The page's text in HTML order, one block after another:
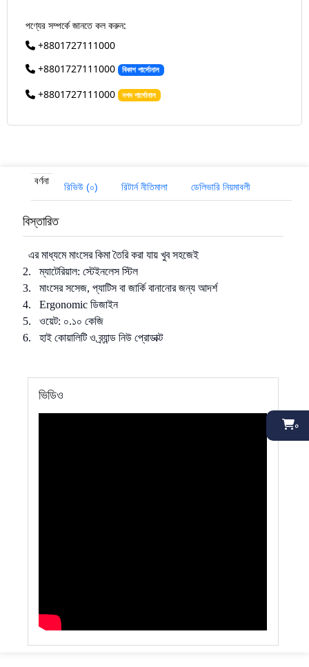
পণ্যের সম্পর্কে জানতে কল করুন:
+8801727111000
+8801727111000
বিকাশ পার্সোনাল
+8801727111000 নগদ পার্সোনাল
বর্ণনা
রিভিউ (০) রিটার্ন নীতিমালা ডেলিভারি নিয়মাবলী
বিস্তারিত
এর মাধ্যমে মাংসের কিমা তৈরি করা যায় খুব সহজেই
2. ম্যাটেরিয়াল: স্টেইনলেস স্টিল
3. মাংসের সসেজ, প্যাটিস বা জার্কি বানানোর জন্য আদর্শ
4. Ergonomic ডিজাইন
5. ওয়েট: ০.১০ কেজি
6. হাই কোয়ালিটি ও ব্র্যান্ড নিউ প্রোডাক্ট
ভিডিও
০